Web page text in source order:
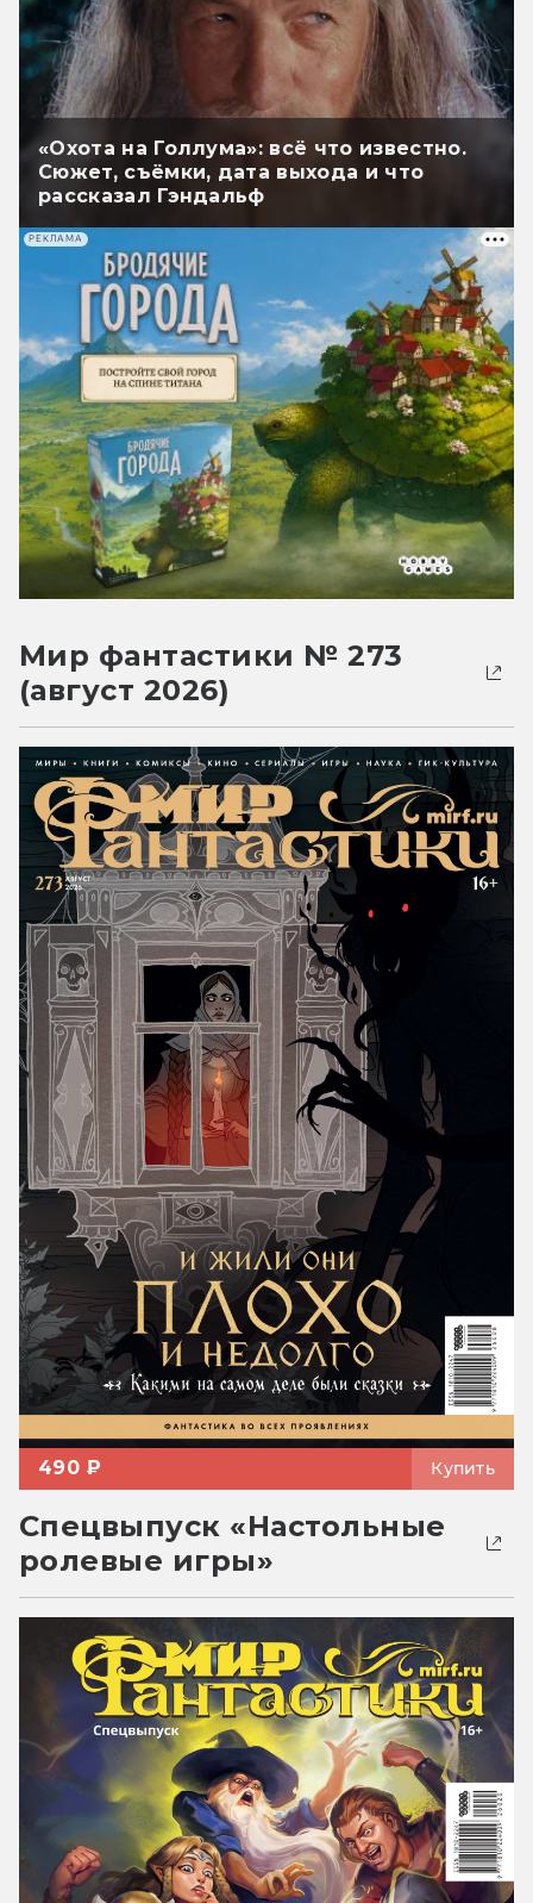
«Охота на Голлума»: всё что известно.
Сюжет, съёмки, дата выхода и что
рассказал Гэндальф
РЕКЛАМА
Мир фантастики № 273
(август 2026)
490 ₽ Купить
Спецвыпуск «Настольные
ролевые игры»